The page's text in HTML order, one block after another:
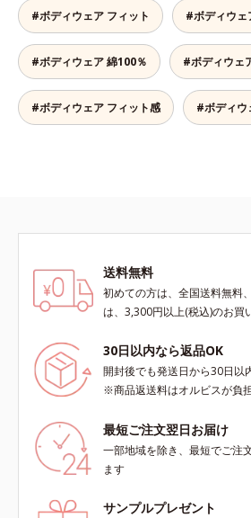
100％のやさしさと、シャリッとし
た生地感で爽快な着ごこち。よくあ
る化学繊維の夏インナーが苦手な方
にもおすすめです。
#ボディウェア フィット #ボディウェ
#ボディウェア 綿100％ #ボディウェ
#ボディウェア フィット感 #ボディウ
送料無料
初めての方は、全国送料無料
は、3,300円以上(税込)のお買
30日以内なら返品OK
開封後でも発送日から30日以
※商品返送料はオルビスが負
最短ご注文翌日お届け
一部地域を除き、最短でご注
ます
サンプルプレゼント